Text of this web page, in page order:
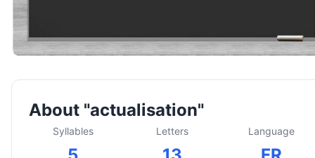
About "actualisation"
Syllables Letters Language